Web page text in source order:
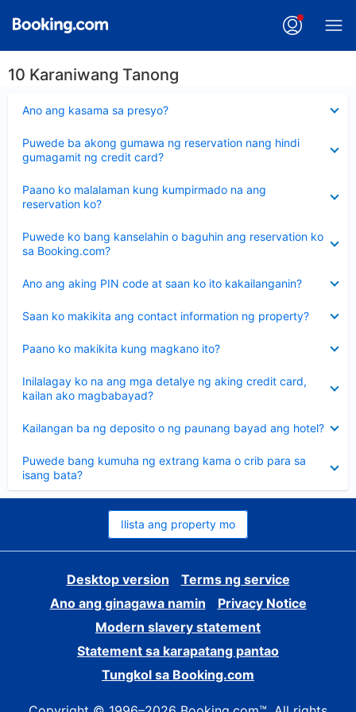
10 Karaniwang Tanong
Ano ang kasama sa presyo?
ang
Puwede ba akong gumawa ng reservation nang hindi
gumagamit ng credit card?
ang
sagot
Paano ko malalaman kung kumpirmado na ang
reservation ko?
ang
sagot
Puwede ko bang kanselahin o baguhin ang reservation ko
sa Booking.com?
ang
sagot
Ano ang aking PIN code at saan ko ito kakailanganin?
ang
Saan ko makikita ang contact information ng property?
ang
Paano ko makikita kung magkano ito?
ang
Inilalagay ko na ang mga detalye ng aking credit card,
kailan ako magbabayad?
ang
sagot
Kailangan ba ng deposito o ng paunang bayad ang hotel?
ang
Puwede bang kumuha ng extrang kama o crib para sa
isang bata?
ang
sagot
Ilista ang property mo
Desktop version
Terms ng service
Ano ang ginagawa namin
Privacy Notice
Modern slavery statement
Statement sa karapatang pantao
Tungkol sa Booking.com